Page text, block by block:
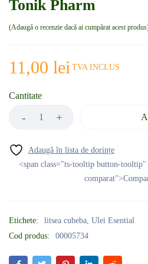
Tonik Pharm
Adaugă o recenzie dacă ai cumpărat acest produs
11,00 lei TVA INCLUS
Cantitate
<span class="ts-tooltip button-
Etichete: litsea cubeba, Ulei Esential
Cod produs:
00005734